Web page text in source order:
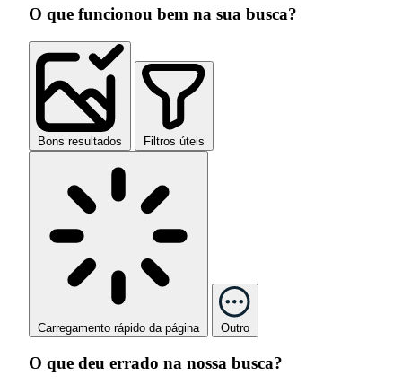
O que funcionou bem na sua busca?
Bons resultados Filtros úteis
Carregamento rápido da página Outro
O que deu errado na nossa busca?